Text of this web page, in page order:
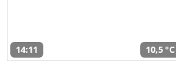
14:11 10,5 °C